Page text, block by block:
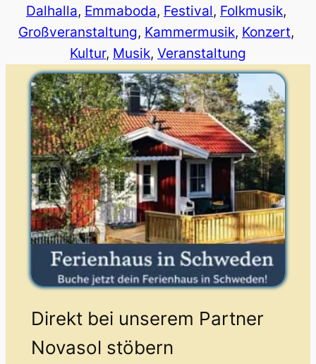
Dalhalla, Emmaboda, Festival, Folkmusik
Großveranstaltung, Kammermusik, Konzert
Kultur, Musik, Veranstaltung
Direkt bei unserem Partner
Novasol stöbern